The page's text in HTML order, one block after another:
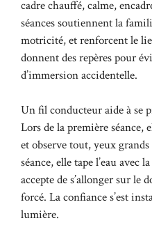
cadre chauffé, calme,
séances soutiennent la
motricité, et renforcent le
donnent des repères pour
d’immersion accidentelle.
Un fil conducteur aide à se
Lors de la première séance,
et observe tout, yeux
séance, elle tape l’eau avec
accepte de s’allonger sur le
forcé. La confiance s’est
lumière.